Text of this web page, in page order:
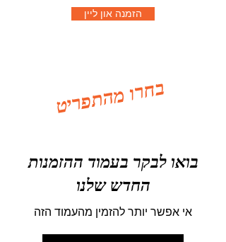
הזמנה און ליין
ב
ח
ר
ו מ
ה
ת
פ
ר
יט
בואו לבקר בעמוד ההזמנות
החדש שלנו
אי אפשר יותר להזמין מהעמוד הזה